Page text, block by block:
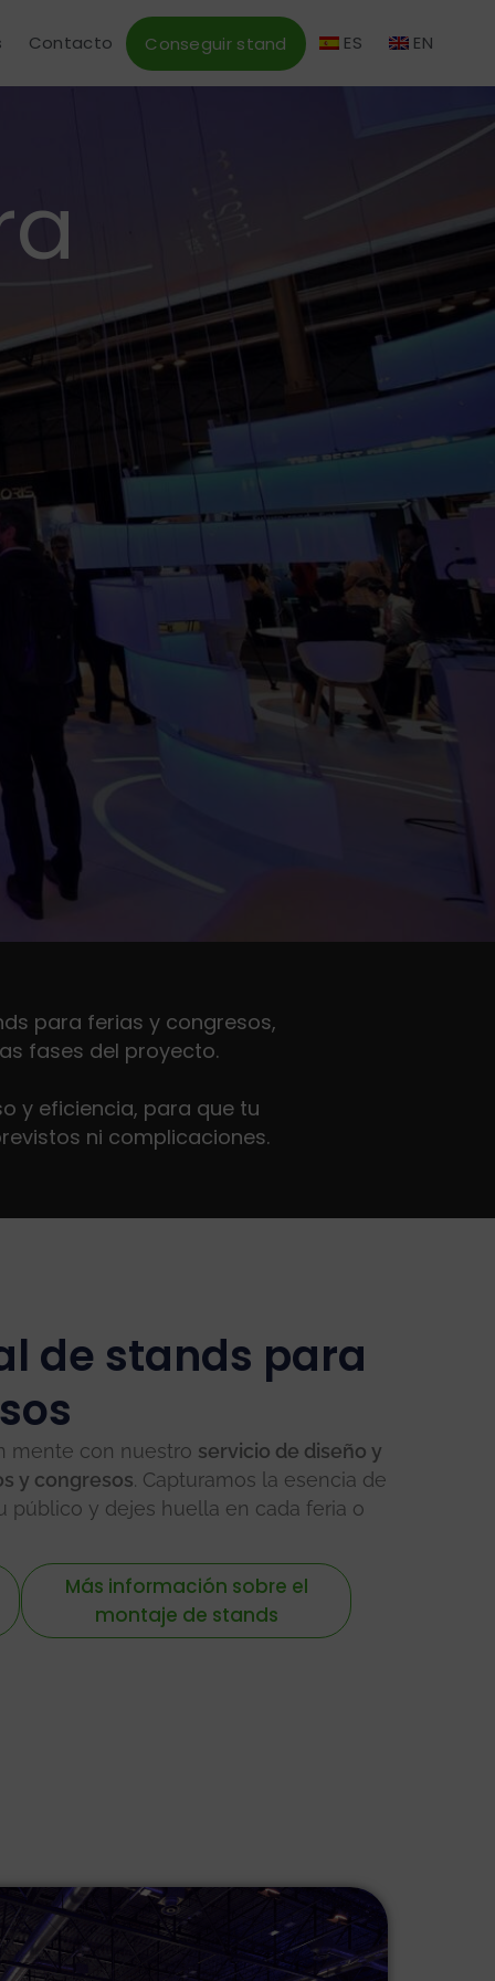
Contacto Conseguir stand ES EN
para ferias y congresos,
fases del proyecto.
y eficiencia, para que tu
ni complicaciones.
de stands para
mente con nuestro servicio de diseño y
y congresos. Capturamos la esencia de
público y dejes huella en cada feria o
Más información sobre el
montaje de stands